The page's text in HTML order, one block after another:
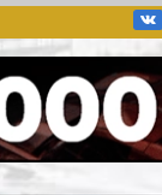
гоночных серий